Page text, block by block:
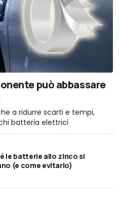
può abbassare
a ridurre scarti e tempi,
batteria elettrici
le batterie allo zinco si
(e come evitarlo)